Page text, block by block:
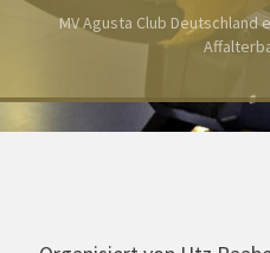
MV Agusta Club Deutschland